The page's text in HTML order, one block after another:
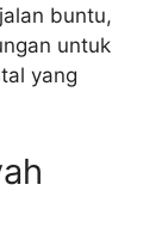
buntu,
untuk
yang